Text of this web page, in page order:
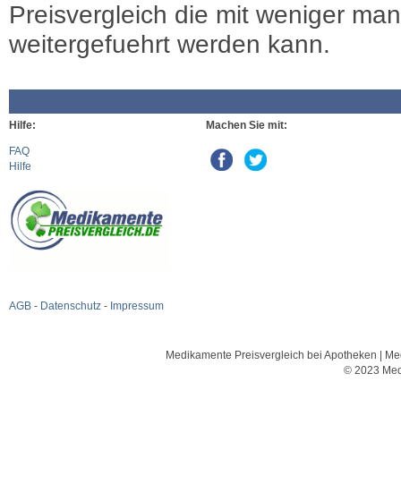
Preisvergleich die mit weniger
weitergefuehrt werden kann.
Hilfe:
FAQ
Hilfe
AGB - Datenschutz - Impressum
Machen Sie mit:
Medikamente Preisvergleich bei Apotheken |
© 2023